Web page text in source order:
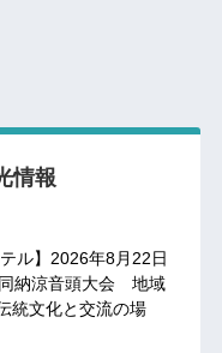
情報
ル】2026年8月22日
同納涼音頭大会 地域
統文化と交流の場